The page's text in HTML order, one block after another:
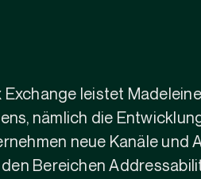
leistet
nämlich die
neue Kanäle und
Bereichen